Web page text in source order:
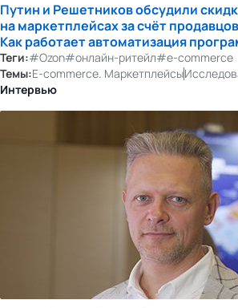
Путин и Решетников обсудили
на маркетплейсах за счёт продавцов
Как работает автоматизация
Теги:#Ozon#онлайн-ритейл#e-commerce
Темы:E-commerce. Маркетплейсы
Интервью